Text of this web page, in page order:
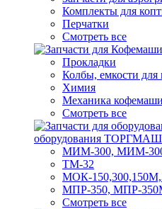
Комплекты для
Перчатки
Смотреть все
Прокладки
Колбы, емкости для
Химия
Механика
Смотреть все
оборудования ТОРГМАШ
МИМ-300, МИМ-
ТМ-32
МОК-
МПР-350, МПР-
Смотреть все